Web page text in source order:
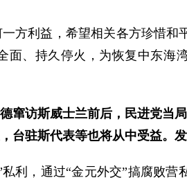
方利益，希望相关各方珍惜和
、持久停火，为恢复中东海
窜访斯威士兰前后，民进党当
台驻斯代表等也将从中受益。
利，通过“金元外交”搞腐败营